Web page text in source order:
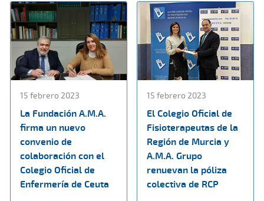
15 febrero 2023
La Fundación A.M.A.
firma un nuevo
convenio de
colaboración con el
Colegio Oficial de
Enfermería de Ceuta
15 febrero 2023
El Colegio Oficial de
Fisioterapeutas de la
Región de Murcia y
A.M.A. Grupo
renuevan la póliza
colectiva de RCP